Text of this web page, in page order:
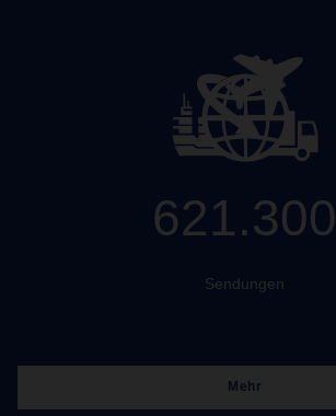
621.300
Sendungen
Mehr